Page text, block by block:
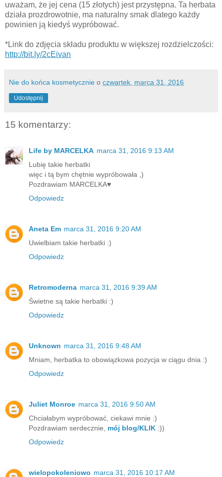
uważam, że jej cena (15 złotych) jest przystępna. Ta herbata
działa prozdrowotnie, ma naturalny smak dlatego każdy
powinien ją kiedyś wypróbować.
*Link do zdjęcia składu produktu w większej rozdzielczości:
http://bit.ly/2cEivan
Nie do końca kosmetycznie o czwartek, marca 31, 2016
Udostępnij
15 komentarzy:
Life by MARCELKA marca 31, 2016 9:13 AM
Lubię takie herbatki
więc i tą bym chętnie wypróbowała ,)
Pozdrawiam MARCELKA♥
Odpowiedz
Aneta Em marca 31, 2016 9:20 AM
Uwielbiam takie herbatki :)
Odpowiedz
Retromoderna marca 31, 2016 9:39 AM
Świetne są takie herbatki :)
Odpowiedz
Unknown marca 31, 2016 9:48 AM
Mniam, herbatka to obowiązkowa pozycja w ciągu dnia :)
Odpowiedz
Juliet Monroe marca 31, 2016 9:50 AM
Chciałabym wypróbować, ciekawi mnie :)
Pozdrawiam serdecznie, mój blog/KLIK :))
Odpowiedz
wielopokoleniowo marca 31, 2016 10:17 AM